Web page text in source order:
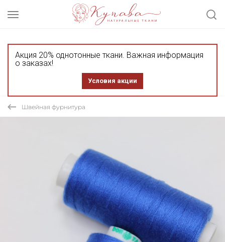
Акция 20% однотонные ткани. Важная информация
о заказах!
Условия акции
Швейная фурнитура